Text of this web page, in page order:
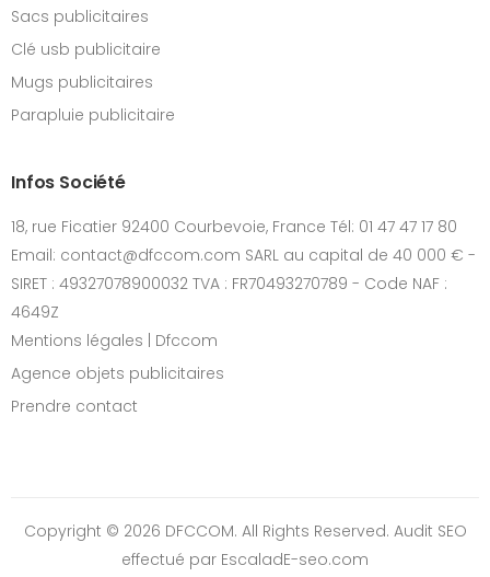
Sacs publicitaires
Clé usb publicitaire
Mugs publicitaires
Parapluie publicitaire
Infos Société
18, rue Ficatier 92400 Courbevoie, France Tél: 01 47 47 17 80
Email: contact@dfccom.com SARL au capital de 40 000 € -
SIRET : 49327078900032 TVA : FR70493270789 - Code NAF :
4649Z
Mentions légales | Dfccom
Agence objets publicitaires
Prendre contact
Copyright © 2026 DFCCOM. All Rights Reserved. Audit SEO
effectué par EscaladE-seo.com